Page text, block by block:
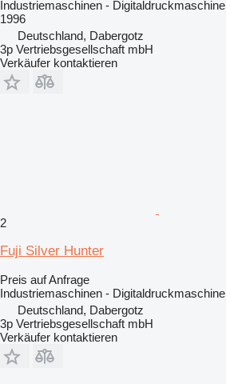
Industriemaschinen - Digitaldruckmaschine
1996
Deutschland, Dabergotz
3p Vertriebsgesellschaft mbH
Verkäufer kontaktieren
2
Fuji Silver Hunter
Preis auf Anfrage
Industriemaschinen - Digitaldruckmaschine
Deutschland, Dabergotz
3p Vertriebsgesellschaft mbH
Verkäufer kontaktieren